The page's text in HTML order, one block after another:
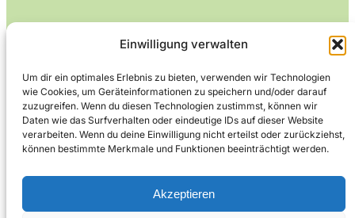
Einwilligung verwalten
Um dir ein optimales Erlebnis zu bieten, verwenden wir Technologien
wie Cookies, um Geräteinformationen zu speichern und/oder darauf
zuzugreifen. Wenn du diesen Technologien zustimmst, können wir
Daten wie das Surfverhalten oder eindeutige IDs auf dieser Website
verarbeiten. Wenn du deine Einwilligung nicht erteilst oder zurückziehst,
können bestimmte Merkmale und Funktionen beeinträchtigt werden.
Akzeptieren
Leckerlife
Lecker essen – gesund leben.
Kontakt